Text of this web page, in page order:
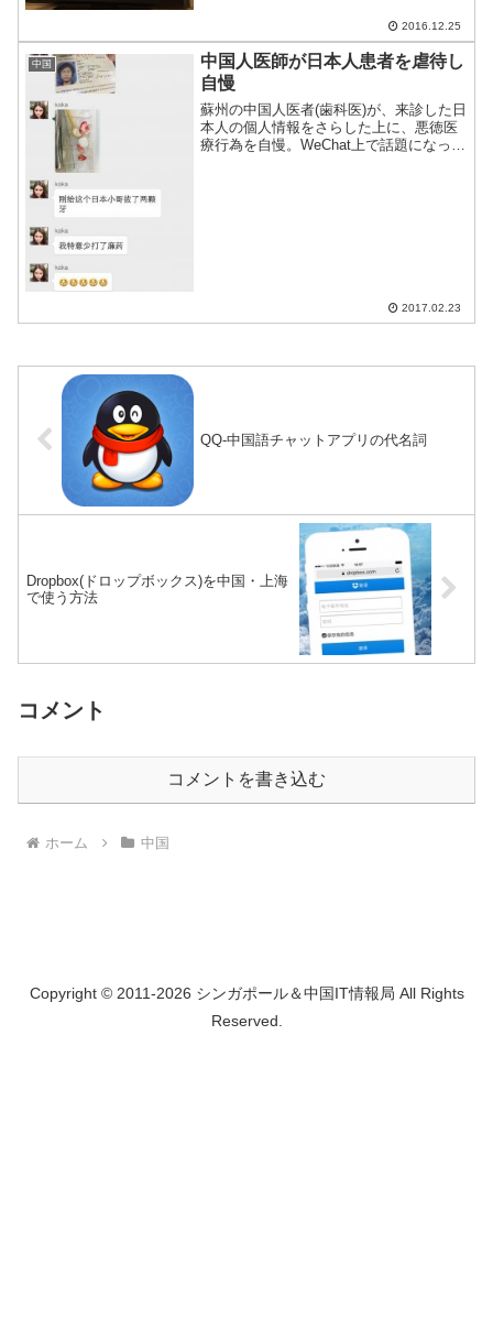
2016.12.25
中国
中国人医師が日本人患者を虐待し
自慢
蘇州の中国人医者(歯科医)が、来診した日
本人の個人情報をさらした上に、悪徳医
療行為を自慢。WeChat上で話題になって
2017.02.23
QQ-中国語チャットアプリの代名詞
Dropbox(ドロップボックス)を中国・上海
で使う方法
コメント
コメントを書き込む
ホーム 中国
Copyright © 2011-2026 シンガポール＆中国IT情報局 All Rights
Reserved.